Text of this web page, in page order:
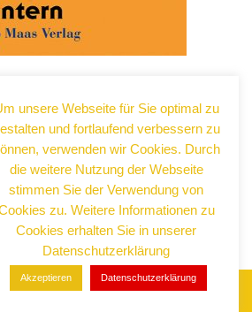
Datenschutz
Impressum
unsere Webseite für Sie optimal zu
und fortlaufend verbessern zu
verwenden wir Cookies. Durch
die weitere Nutzung der Webseite
stimmen Sie der Verwendung von
zu. Weitere Informationen zu
Cookies erhalten Sie in unserer
Datenschutzerklärung
Akzeptieren Datenschutzerklärung